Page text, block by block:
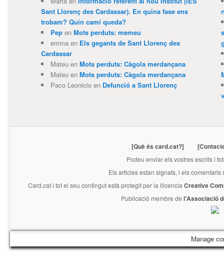
Sant Llorenç des Cardassar). En quina fase ens
trobam? Quin camí queda?
Pepen Mots perduts: memeu
emmaen Els gegants de Sant Llorenç des
Cardassar
Mateuen Mots perduts: Càgola merdançana
Mateuen Mots perduts: Càgola merdançana
Paco Leonicioen Defunció a Sant Llorenç
[Què és card.cat?]
Podeu enviar els vostres escrits i
Els articles estan signats, i els
Card.cati tot el seu contingut està protegit per la llicencia Creative
Publicació membre de l'Associació
Manage